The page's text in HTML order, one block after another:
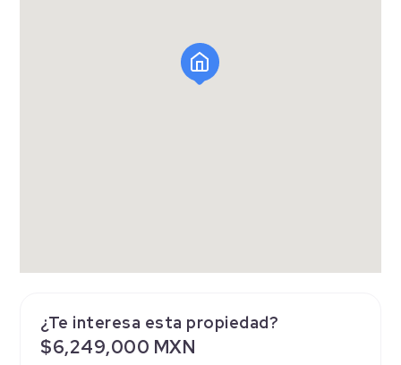
¿Te interesa esta propiedad?
$6,249,000 MXN